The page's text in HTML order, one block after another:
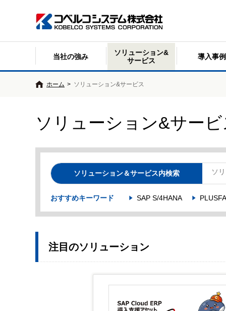
当社の強み
ソリューション&
サービス
導入事例
ホーム > ソリューション&サービス
ソリューション&サー
ソリューション＆サービス内検索
おすすめキーワード SAP S/4HANA
注目のソリューション